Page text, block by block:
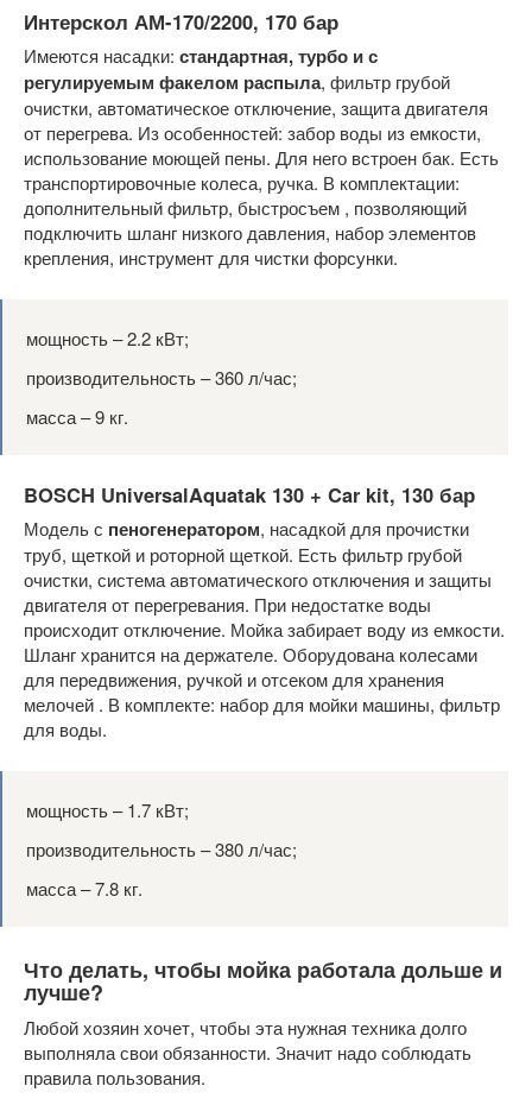
Интерскол АМ-170/2200, 170 бар
Имеются насадки: стандартная, турбо и с
регулируемым факелом распыла, фильтр грубой
очистки, автоматическое отключение, защита двигателя
от перегрева. Из особенностей: забор воды из емкости,
использование моющей пены. Для него встроен бак. Есть
транспортировочные колеса, ручка. В комплектации:
дополнительный фильтр, быстросъем , позволяющий
подключить шланг низкого давления, набор элементов
крепления, инструмент для чистки форсунки.
мощность – 2.2 кВт;
производительность – 360 л/час;
масса – 9 кг.
BOSCH UniversalAquatak 130 + Car kit, 130 бар
Модель с пеногенератором, насадкой для прочистки
труб, щеткой и роторной щеткой. Есть фильтр грубой
очистки, система автоматического отключения и защиты
двигателя от перегревания. При недостатке воды
происходит отключение. Мойка забирает воду из емкости.
Шланг хранится на держателе. Оборудована колесами
для передвижения, ручкой и отсеком для хранения
мелочей . В комплекте: набор для мойки машины, фильтр
для воды.
мощность – 1.7 кВт;
производительность – 380 л/час;
масса – 7.8 кг.
Что делать, чтобы мойка работала дольше и
лучше?
Любой хозяин хочет, чтобы эта нужная техника долго
выполняла свои обязанности. Значит надо соблюдать
правила пользования.